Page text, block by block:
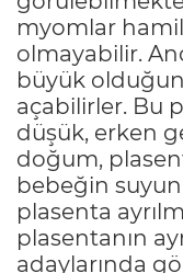
myomlar
olmayabilir.
büyük
açabilirler. Bu
düşük, erken
doğum,
bebeğin
plasenta
plasentanın
adaylarında